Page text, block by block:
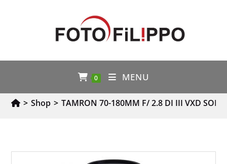
0 MENU
> Shop > TAMRON 70-180MM F/ 2.8 DI III VXD SONY